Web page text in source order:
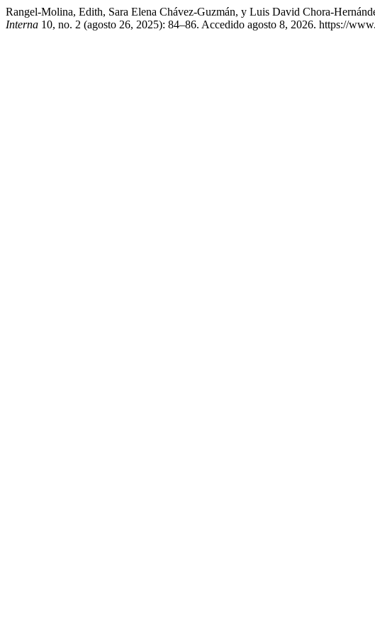
Rangel-Molina, Edith, Sara Elena Chávez-Guzmán, y Luis David Chora-
Interna 10, no. 2 (agosto 26, 2025): 84–86. Accedido agosto 8, 2026. https://